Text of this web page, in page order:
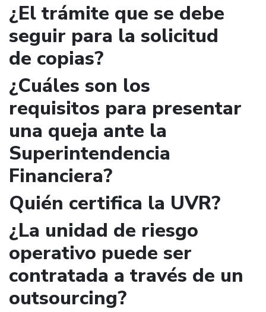
¿El trámite que se debe
seguir para la solicitud
de copias?
¿Cuáles son los
requisitos para presentar
una queja ante la
Superintendencia
Financiera?
Quién certifica la UVR?
¿La unidad de riesgo
operativo puede ser
contratada a través de un
outsourcing?